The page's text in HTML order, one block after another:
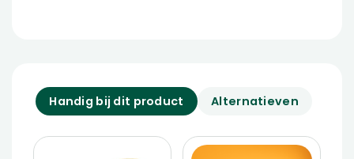
Handig bij dit product Alternatieven